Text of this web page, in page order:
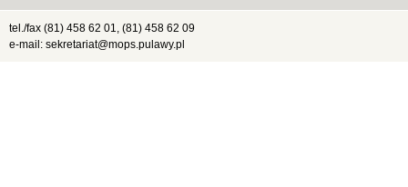
tel./fax (81) 458 62 01, (81) 458 62 09
e-mail: sekretariat@mops.pulawy.pl